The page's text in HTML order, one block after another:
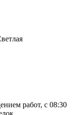
работ, с 08:30